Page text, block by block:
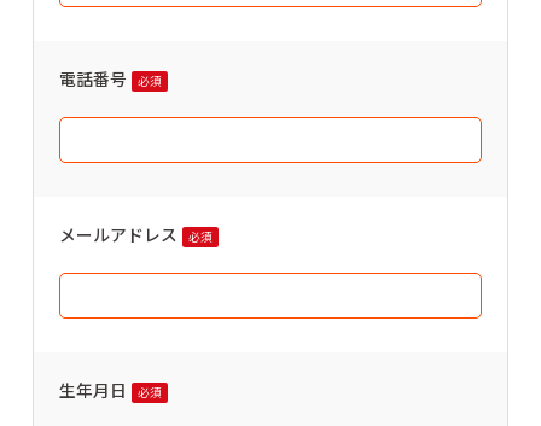
電話番号 必須
メールアドレス 必須
生年月日 必須